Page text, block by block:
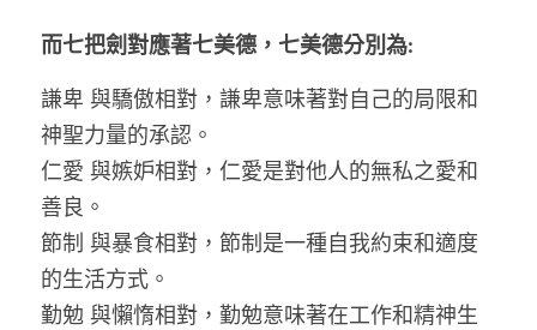
而七把劍對應著七美德，七美德分別為:
謙卑 與驕傲相對，謙卑意味著對自己的局限和
神聖力量的承認。
仁愛 與嫉妒相對，仁愛是對他人的無私之愛和
善良。
節制 與暴食相對，節制是一種自我約束和適度
的生活方式。
勤勉 與懶惰相對，勤勉意味著在工作和精神生